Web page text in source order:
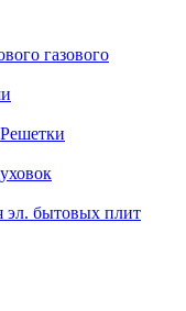
газового
эл. бытовых плит